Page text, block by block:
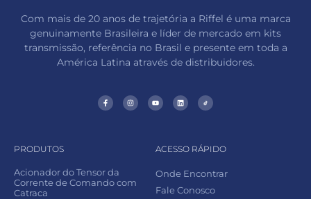
Com mais de 20 anos de trajetória a Riffel é uma marca
genuinamente Brasileira e líder de mercado em kits
transmissão, referência no Brasil e presente em toda a
América Latina através de distribuidores.
PRODUTOS
Acionador do Tensor da
Corrente de Comando com
Catraca
ACESSO RÁPIDO
Onde Encontrar
Fale Conosco